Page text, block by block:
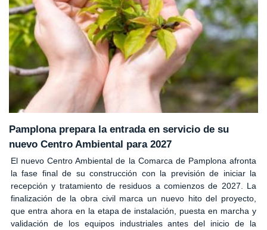
Pamplona prepara la entrada en servicio de su
nuevo Centro Ambiental para 2027
El nuevo Centro Ambiental de la Comarca de Pamplona afronta
la fase final de su construcción con la previsión de iniciar la
recepción y tratamiento de residuos a comienzos de 2027. La
finalización de la obra civil marca un nuevo hito del proyecto,
que entra ahora en la etapa de instalación, puesta en marcha y
validación de los equipos industriales antes del inicio de la